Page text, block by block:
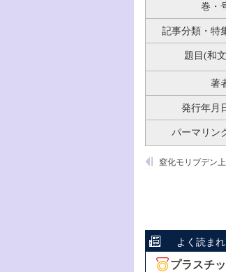
巻・
記事分類・特
題目(和
著
発行年月
パーマリン
よく読ま
プラスチ